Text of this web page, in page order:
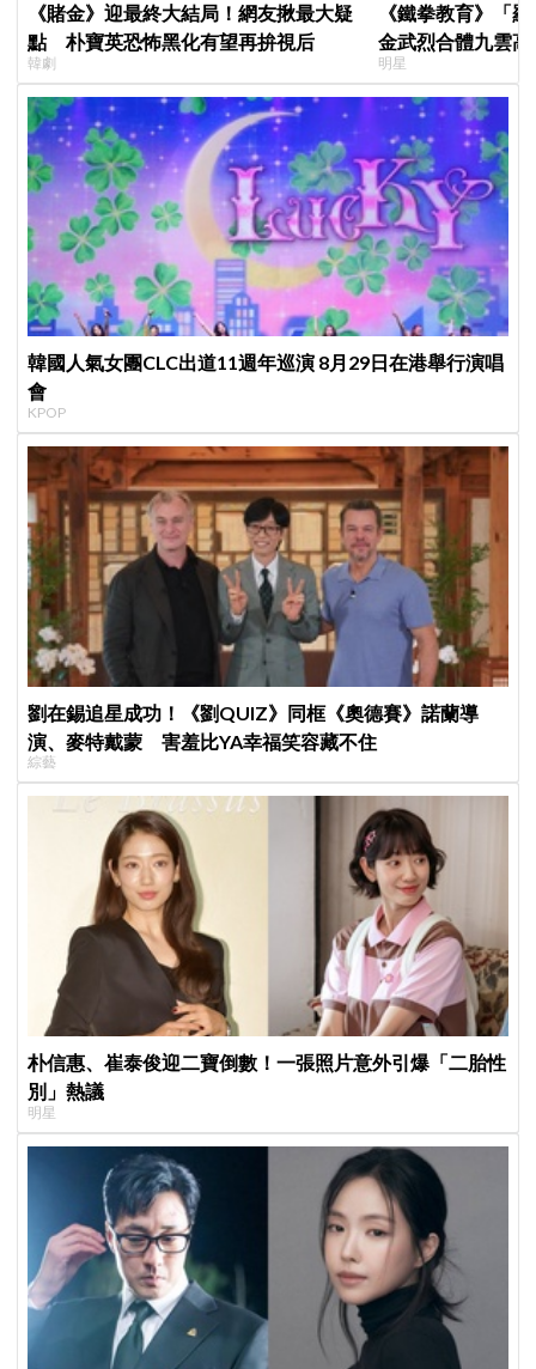
《賭金》迎最終大結局！網友揪最大疑
點 朴寶英恐怖黑化有望再拚視后
韓劇
《鐵拳教育》「
金武烈合體九雲
嚇壞反應笑翻劇
明星
韓國人氣女團CLC出道11週年巡演 8月29日在港舉行演唱
會
KPOP
劉在錫追星成功！《劉QUIZ》同框《奧德賽》諾蘭導
演、麥特戴蒙 害羞比YA幸福笑容藏不住
綜藝
朴信惠、崔泰俊迎二寶倒數！一張照片意外引爆「二胎性
別」熱議
明星